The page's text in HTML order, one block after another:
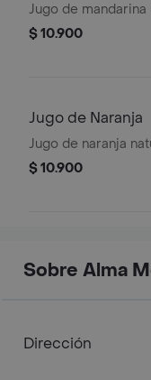
Jugo de mandarina
$ 10.900
Jugo de Naranja
Jugo de naranja
$ 10.900
Sobre Alma
Dirección